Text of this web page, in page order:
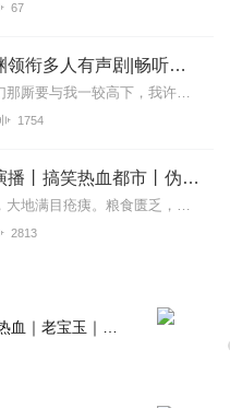
67
大奉打更人丨头陀渊领衔多人有声剧|畅听全集|王鹤棣、田曦薇主演影视剧原著|卖报小郎君
【冒泡有奖】听说杨千幻那厮要与我一较高下，我许七安要开始装叉了！快进入声音播放页戳下方输入框，冒个泡偷偷告诉我，我要用哪些诗词才能胜过他？说得好的，有赏！202...
1754
第九特区丨头陀渊演播丨搞笑热血都市丨伪戒丨VIP免费多人有声剧
【内容简介】灾变过后，大地满目疮痍。粮食匮乏，资源紧俏，局势混乱……一位从待规划区杀出来的青年，背对着漫天黄沙，孤身来到九区谋生，却不曾想偶然结识三五好友，一念...
2813